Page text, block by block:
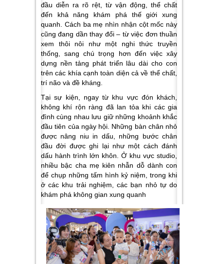
đầu diễn ra rõ rệt, từ vận động, thể chất
đến khả năng khám phá thế giới xung
quanh. Cách ba mẹ nhìn nhận cột mốc này
cũng đang dần thay đổi – từ việc đơn thuần
xem thôi nôi như một nghi thức truyền
thống, sang chú trọng hơn đến việc xây
dựng nền tảng phát triển lâu dài cho con
trên các khía cạnh toàn diện cả về thể chất,
trí não và đề kháng.
Tại sự kiện, ngay từ khu vực đón khách,
không khí rộn ràng đã lan tỏa khi các gia
đình cùng nhau lưu giữ những khoảnh khắc
đầu tiên của ngày hội. Những bàn chân nhỏ
được nâng niu in dấu, những bước chân
đầu đời được ghi lại như một cách đánh
dấu hành trình lớn khôn. Ở khu vực studio,
nhiều bậc cha mẹ kiên nhẫn dỗ dành con
để chụp những tấm hình kỷ niệm, trong khi
ở các khu trải nghiệm, các bạn nhỏ tự do
khám phá không gian xung quanh